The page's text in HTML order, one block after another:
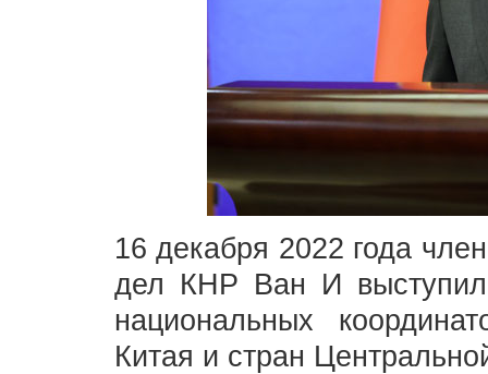
16 декабря 2022 года
дел КНР Ван И выступил
национальных
Китая и стран